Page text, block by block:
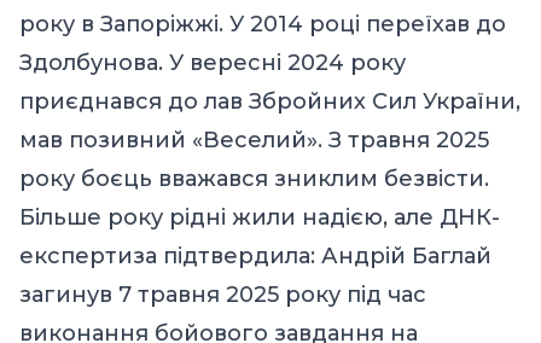
року в Запоріжжі. У 2014 році переїхав до
Здолбунова. У вересні 2024 року
приєднався до лав Збройних Сил України,
мав позивний «Веселий». З травня 2025
року боєць вважався зниклим безвісти.
Більше року рідні жили надією, але ДНК-
експертиза підтвердила: Андрій Баглай
загинув 7 травня 2025 року під час
виконання бойового завдання на